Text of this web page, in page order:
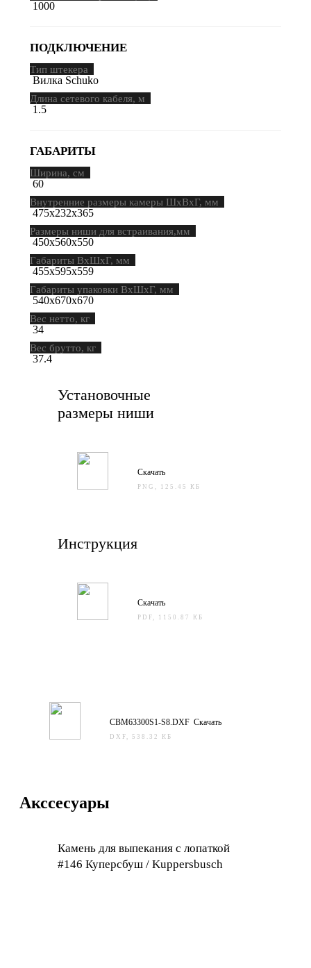
1000
ПОДКЛЮЧЕНИЕ
Тип штекера
Вилка Schuko
Длина сетевого кабеля, м
1.5
ГАБАРИТЫ
Ширина, см
60
Внутренние размеры камеры ШхВхГ, мм
475х232х365
Размеры ниши для встраивания,мм
450х560х550
Габариты ВхШхГ, мм
455х595х559
Габариты упаковки ВхШхГ, мм
540х670х670
Вес нетто, кг
34
Вес брутто, кг
37.4
Установочные
размеры ниши
Скачать
PNG, 125.45 КБ
Инструкция
Скачать
PDF, 1150.87 КБ
CBM63300S1-S8.DXF Скачать
DXF, 538.32 КБ
Акссесуары
Камень для выпекания с лопаткой
#146 Куперсбуш / Kuppersbusch